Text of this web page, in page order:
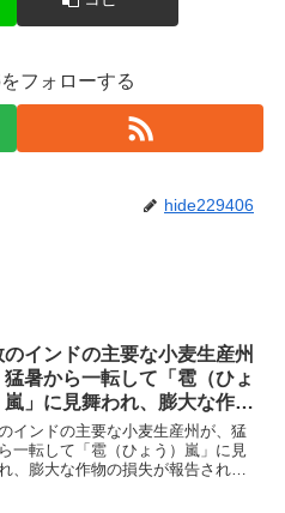
フォローする
hide229406
のインドの主要な小麦生産州
猛暑から一転して「雹（ひょ
嵐」に見舞われ、膨大な作物
失が報告される
インドの主要な小麦生産州が、猛
一転して「雹（ひょう）嵐」に見
、膨大な作物の損失が報告される